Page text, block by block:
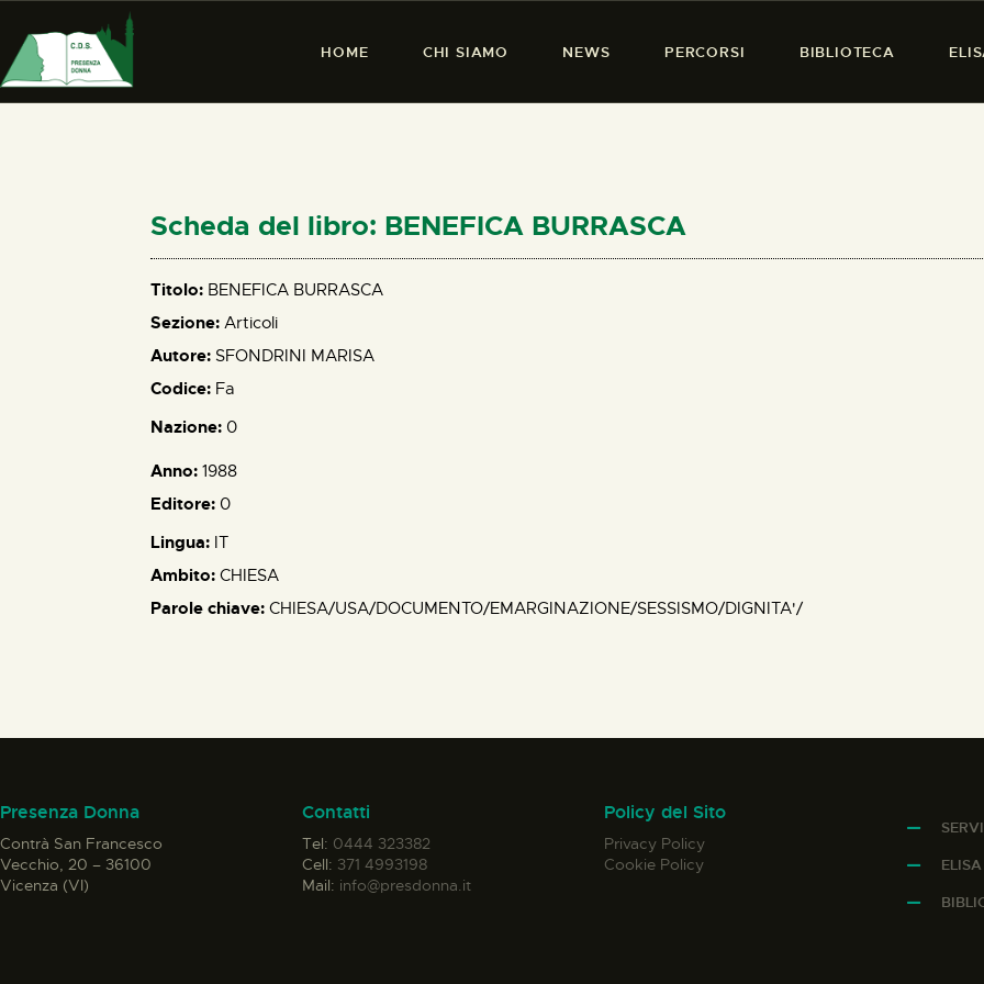
HOME CHI SIAMO NEWS PERCORSI BIBLIOTECA
PRESENZA DONNA
PERCORSI
BIBLIOTECA
Scheda del libro: BENEFICA BURRASCA
Titolo: BENEFICA BURRASCA
Sezione: Articoli
Autore: SFONDRINI MARISA
Codice: Fa
Nazione: 0
Anno: 1988
Editore: 0
Lingua: IT
Ambito: CHIESA
Parole chiave: CHIESA/USA/DOCUMENTO/EMARGINAZIONE/SESSISMO/DIGNITA'/
Presenza Donna
Contrà San Francesco
Vecchio, 20 – 36100
Vicenza (VI)
Contatti
Tel: 0444 323382
Cell: 371 4993198
Mail: info@presdonna.it
Policy del Sito
Privacy Policy
Cookie Policy